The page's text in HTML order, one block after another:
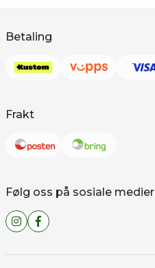
Betaling
Frakt
Følg oss på sosiale medier